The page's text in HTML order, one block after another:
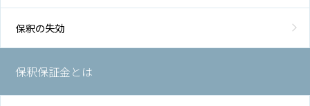
保釈の失効
保釈保証金とは